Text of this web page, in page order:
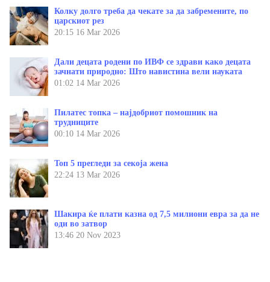
Колку долго треба да чекате за да забремените, по
царскиот рез
20:15 16 Mar 2026
Дали децата родени по ИВФ се здрави како децата
зачнати природно: Што навистина вели науката
01:02 14 Mar 2026
Пилатес топка – најдобриот помошник на
трудниците
00:10 14 Mar 2026
Топ 5 прегледи за секоја жена
22:24 13 Mar 2026
Шакира ќе плати казна од 7,5 милиони евра за да не
оди во затвор
13:46 20 Nov 2023